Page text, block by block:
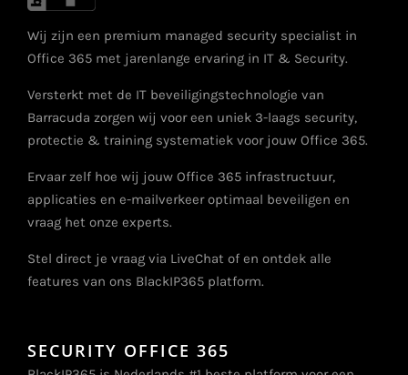
Wij zijn een premium managed security specialist in
Office 365 met jarenlange ervaring in IT & Security.
Versterkt met de IT beveiligingstechnologie van
Barracuda zorgen wij voor een uniek 3-laags security,
protectie & training systematiek voor jouw Office 365.
Ervaar zelf hoe wij jouw Office 365 infrastructuur,
applicaties en e-mailverkeer optimaal beveiligen en
vraag het onze experts.
Stel direct je vraag via LiveChat of en ontdek alle
features van ons BlackIP365 platform.
SECURITY OFFICE 365